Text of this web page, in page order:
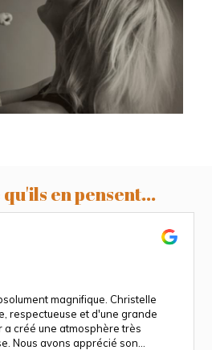
photographe bébé
Castres, Revel
en pensent...
magnifique. Christelle
respectueuse et d'une grande
a créé une atmosphère très
Nous avons apprécié son